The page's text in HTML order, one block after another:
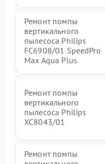
Ремонт помпы
вертикального
пылесоса Philips
FC6908/01 SpeedPro
Max Aqua Plus
Ремонт помпы
вертикального
пылесоса Philips
XC8043/01
Ремонт помпы